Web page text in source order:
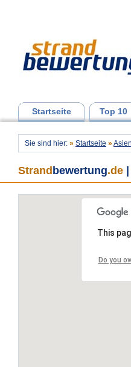
Startseite Top 10
Sie sind hier: » Startseite » Asien
Strand bewertung.de
This
Do you